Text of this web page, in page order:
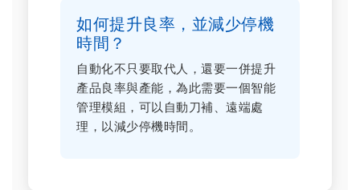
如何提升良率，並減少停機
時間？
自動化不只要取代人，還要一併提升
產品良率與產能，為此需要一個智能
管理模組，可以自動刀補、遠端處
理，以減少停機時間。